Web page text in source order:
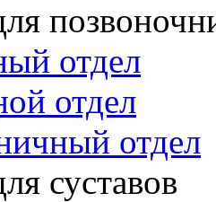
отдел
отдел
отдел
суставов